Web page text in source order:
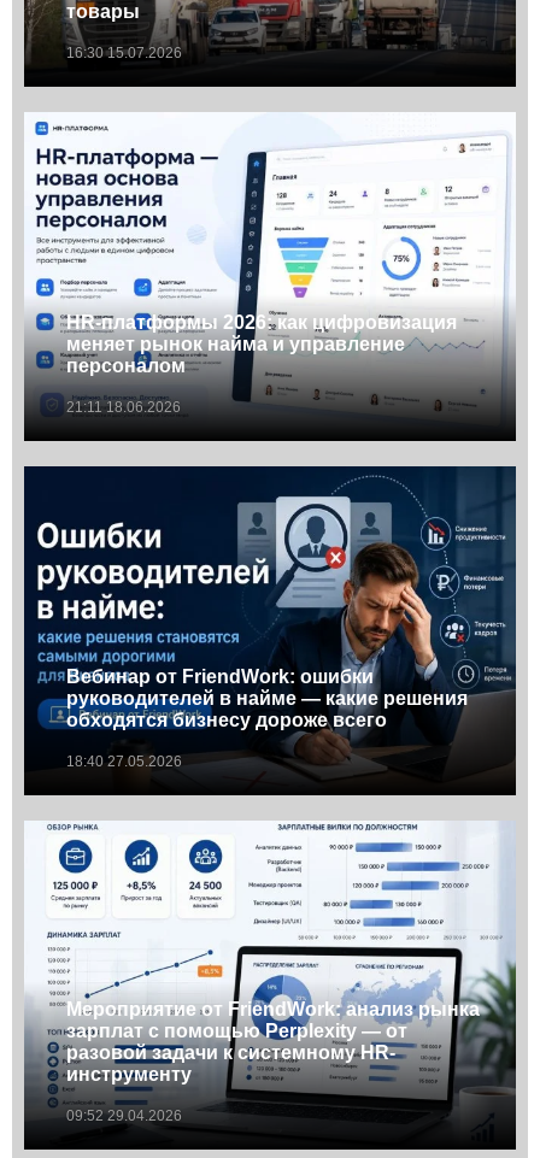
товары
16:30 15.07.2026
HR-платформы 2026: как цифровизация
меняет рынок найма и управление
персоналом
21:11 18.06.2026
Вебинар от FriendWork: ошибки
руководителей в найме — какие решения
обходятся бизнесу дороже всего
18:40 27.05.2026
Мероприятие от FriendWork: анализ рынка
зарплат с помощью Perplexity — от
разовой задачи к системному HR-
инструменту
09:52 29.04.2026